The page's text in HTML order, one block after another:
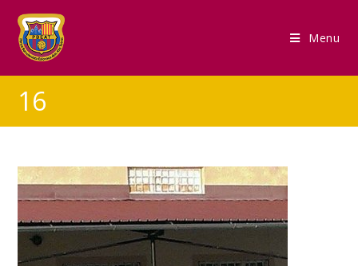
Menu
16